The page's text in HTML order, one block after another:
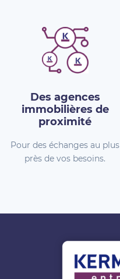
Des agences
immobilières de
proximité
Pour des échanges au plus
près de vos besoins.